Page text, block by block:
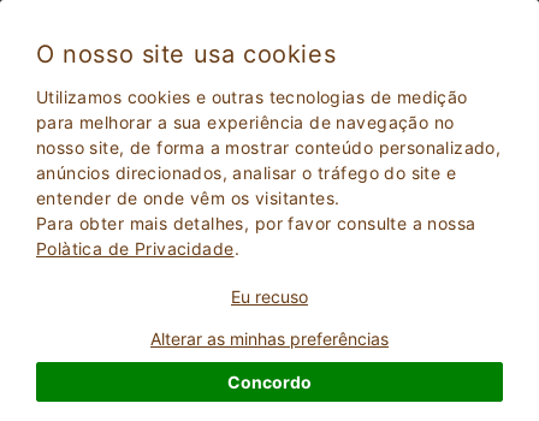
O nosso site usa cookies
Utilizamos cookies e outras tecnologias de medição
para melhorar a sua experiência de navegação no
nosso site, de forma a mostrar conteúdo personalizado,
anúncios direcionados, analisar o tráfego do site e
entender de onde vêm os visitantes.
Para obter mais detalhes, por favor consulte a nossa
Polà­tica de Privacidade.
Eu recuso
Alterar as minhas preferências
Concordo
Férias em casa de campo na Toscana sem
carro
0Crianças PESQUISAR